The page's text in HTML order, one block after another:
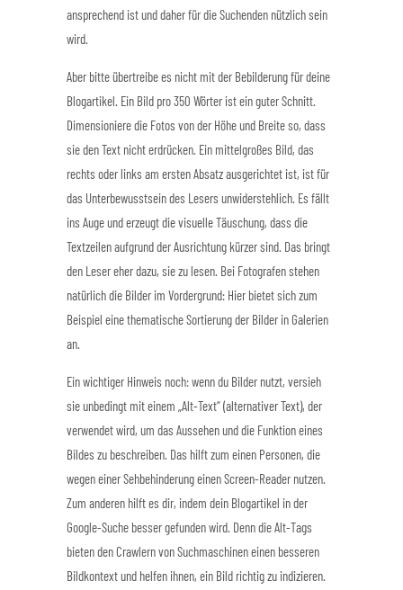
ansprechend ist und daher für die Suchenden nützlich sein
wird.
Aber bitte übertreibe es nicht mit der Bebilderung für deine
Blogartikel. Ein Bild pro 350 Wörter ist ein guter Schnitt.
Dimensioniere die Fotos von der Höhe und Breite so, dass
sie den Text nicht erdrücken. Ein mittelgroßes Bild, das
rechts oder links am ersten Absatz ausgerichtet ist, ist für
das Unterbewusstsein des Lesers unwiderstehlich. Es fällt
ins Auge und erzeugt die visuelle Täuschung, dass die
Textzeilen aufgrund der Ausrichtung kürzer sind. Das bringt
den Leser eher dazu, sie zu lesen. Bei Fotografen stehen
natürlich die Bilder im Vordergrund: Hier bietet sich zum
Beispiel eine thematische Sortierung der Bilder in Galerien
an.
Ein wichtiger Hinweis noch: wenn du Bilder nutzt, versieh
sie unbedingt mit einem „Alt-Text“ (alternativer Text), der
verwendet wird, um das Aussehen und die Funktion eines
Bildes zu beschreiben. Das hilft zum einen Personen, die
wegen einer Sehbehinderung einen Screen-Reader nutzen.
Zum anderen hilft es dir, indem dein Blogartikel in der
Google-Suche besser gefunden wird. Denn die Alt-Tags
bieten den Crawlern von Suchmaschinen einen besseren
Bildkontext und helfen ihnen, ein Bild richtig zu indizieren.